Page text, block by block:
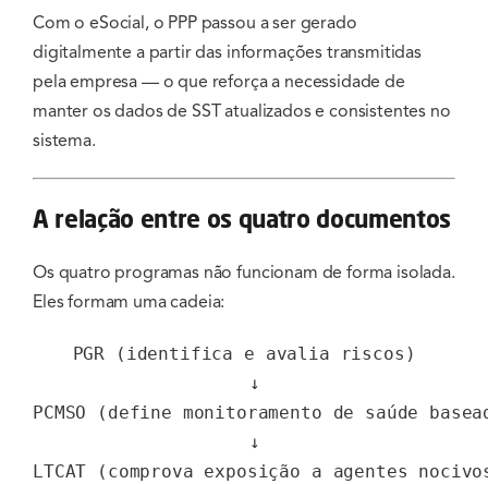
Com o eSocial, o PPP passou a ser gerado
digitalmente a partir das informações transmitidas
pela empresa — o que reforça a necessidade de
manter os dados de SST atualizados e consistentes no
sistema.
A relação entre os quatro documentos
Os quatro programas não funcionam de forma isolada.
Eles formam uma cadeia:
PGR (identifica e avalia riscos)
  ↓
PCMSO (define monitoramento de saúde
  ↓
LTCAT (comprova exposição a agentes